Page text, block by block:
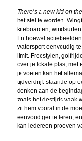
There’s a new kid on
het stel te worden.
kiteboarden,
En hoewel
watersport eenvoudig
limit. Freestylen,
over je lokale plas; met
je voeten kan het
tijdverdrijf: staande op
denken aan de
zoals het destijds vaak
zit hem vooral in de
eenvoudiger te leren,
kan iedereen proeven